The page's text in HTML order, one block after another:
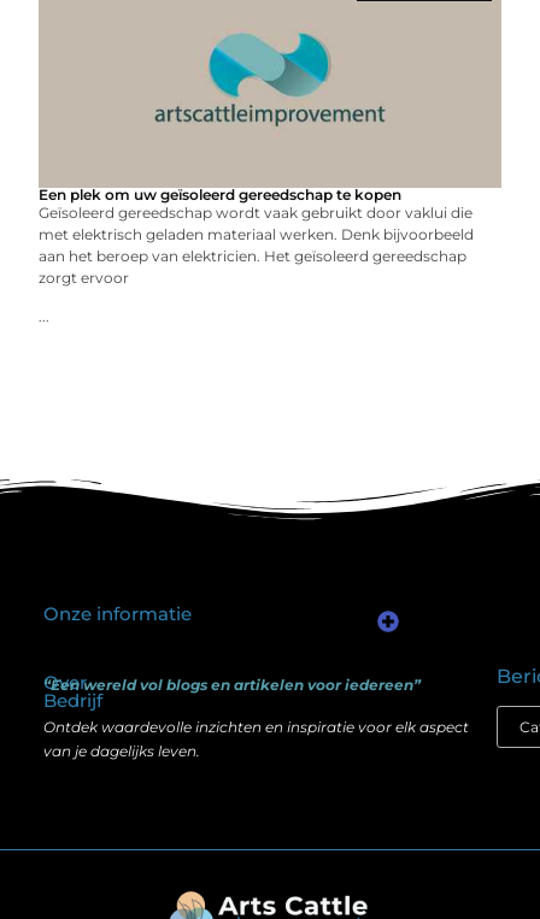
Een plek om uw geïsoleerd gereedschap te kopen
Geïsoleerd gereedschap wordt vaak gebruikt door vaklui die
met elektrisch geladen materiaal werken. Denk bijvoorbeeld
aan het beroep van elektricien. Het geïsoleerd gereedschap
zorgt ervoor
...
Over
Bedrijf
“Een wereld vol blogs en artikelen voor iedereen”
Ontdek waardevolle inzichten en inspiratie voor elk aspect
van je dagelijks leven.
Onze informatie